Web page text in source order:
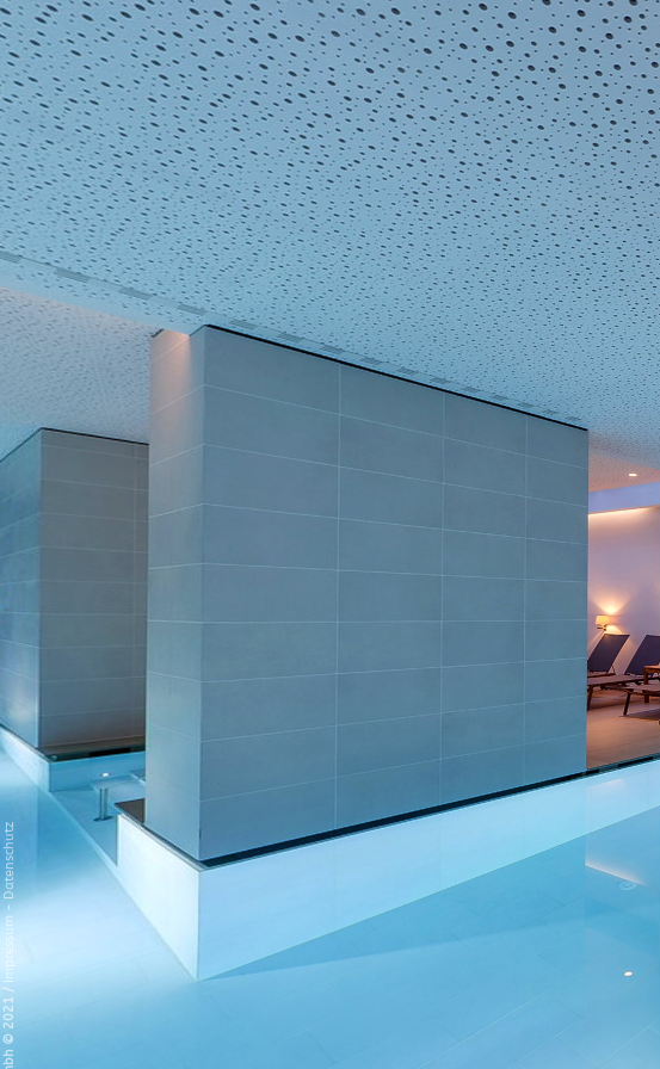
/
Impressum
-
Datenschutz